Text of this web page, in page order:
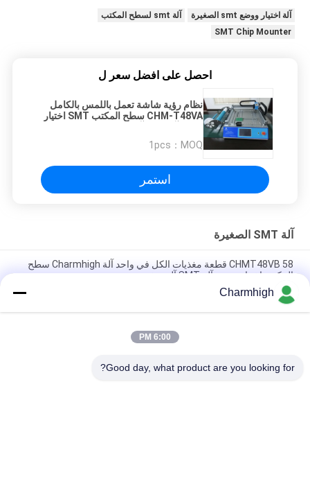
آلة اختيار ووضع smt الصغيرة
آلة smt لسطح المكتب
SMT Chip Mounter
احصل على افضل سعر ل
نظام رؤية شاشة تعمل باللمس بالكامل
CHM-T48VA سطح المكتب SMT اختيار
MOQ：
1pcs
استمر
آلة SMT الصغيرة
CHMT48VB 58 قطعة مغذيات الكل في واحد آلة Charmhigh سطح
المكتب اختيار ووضع آلة SMT آلة صغيرة
صغيرة PCB بالقطع
Charmhigh
6:00 PM
Good day, what product are you looking for?